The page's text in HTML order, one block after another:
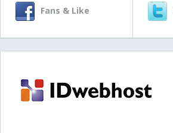
Fans & Like